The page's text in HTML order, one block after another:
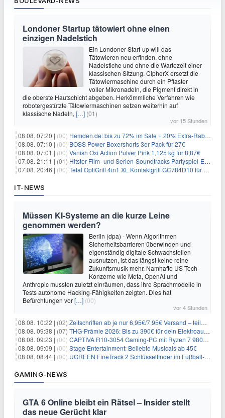
Londoner Startup tätowiert ohne einen
einzigen Nadelstich
Ein Londoner Start-up will das
Tätowieren neu erfinden, ohne
Nadelstiche und ohne die Wartezeit einer
klassischen Sitzung. CipherX ersetzt die
Tätowiermaschine durch ein Pflaster
voller Mikronadeln, die Pigment direkt in
die oberste Hautschicht abgeben. Herkömmliche Verfahren wie
robotergestützte Tätowiermaschinen setzen weiterhin auf
klassische Nadeln, […] (01)
vor 15 Stunden
08.08. 07:20 | (00) Hemden.de: bis zu 72% im Sale + 20% Extra-Rabatt dank Gutschein
08.08. 07:10 | (00) BOSS Power Boxershorts 3er Pack für 27€
08.08. 07:01 | (00) Vanish Oxi Action Pulver Pink 1,125 kg für 8,87€
07.08. 21:11 | (01) Hitster Film- und Serien-Soundtracks Partyspiel-Erweiterung für 6,99€
07.08. 20:46 | (00) Tefal OptiGrill 4in1 XL Kontaktgrill GC784D10 für 239,99€
IT-NEWS
Müssen KI-Systeme an die kurze Leine
genommen werden?
Berlin (dpa) - Wenn Algorithmen
Sicherheitsbarrieren überwinden und
eigenständig digitale Schwachstellen
ausnutzen, ist das längst keine reine
Zukunftsmusik mehr. Namhafte US-Tech-
Konzerne wie Meta, OpenAI und
Anthropic mussten zuletzt einräumen, dass ihre Sprachmodelle in
Tests autonome Hacking-Fähigkeiten zeigten. Dies hat
Befürchtungen vor[…] (00)
vor 4 Stunden
08.08. 10:22 | (02) Zeitschriften ab je nur 6,95€/7,95€ Versand – teilweise selbstkündigend!
08.08. 09:38 | (07) THG-Prämie 2026: Bis zu 390€ für dein Elektroauto mit geld-fuer-eAuto.de
08.08. 09:23 | (00) CAPTIVA R10-3054 Gaming-PC mit Ryzen 7 9800X3D und RTX 5080 für 2.599€
08.08. 09:09 | (00) Stage Entertainment: Beliebte Musicals ab 45€
08.08. 08:44 | (00) UGREEN FineTrack 2 Schlüsselfinder im Fußball-Design für 10,98€
GAMING-NEWS
GTA 6 Online bleibt ein Rätsel – Insider stellt
das neue Gerücht klar